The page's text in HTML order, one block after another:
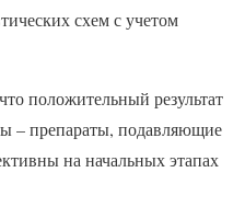
схем с учетом
положительный результат
– препараты, подавляющие
на начальных этапах